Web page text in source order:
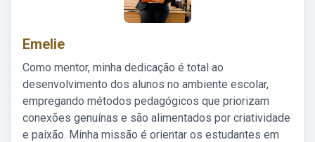
Emelie
Como mentor, minha dedicação é total ao
desenvolvimento dos alunos no ambiente escolar,
empregando métodos pedagógicos que priorizam
conexões genuínas e são alimentados por criatividade
e paixão. Minha missão é orientar os estudantes em